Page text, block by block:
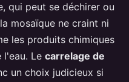
qui peut se déchirer ou
mosaïque ne craint ni
les produits chimiques
l'eau. Le carrelage de
un choix judicieux si